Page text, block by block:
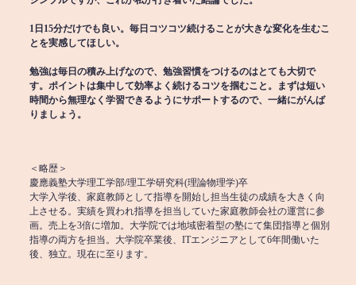
1日15分だけでも良い。毎日コツコツ続けることが大きな変化を生むこ
とを実感してほしい。
勉強は毎日の積み上げなので、勉強習慣をつけるのはとても大切で
す。ポイントは集中して効率よく続けるコツを掴むこと。まずは短い
時間から無理なく学習できるようにサポートするので、一緒にがんば
りましょう。
＜略歴＞
慶應義塾大学理工学部/理工学研究科(理論物理学)卒
大学入学後、家庭教師として指導を開始し担当生徒の成績を大きく向
上させる。実績を買われ指導を担当していた家庭教師会社の運営に参
画。売上を3倍に増加。大学院では地域密着型の塾にて集団指導と個別
指導の両方を担当。大学院卒業後、ITエンジニアとして6年間働いた
後、独立。現在に至ります。